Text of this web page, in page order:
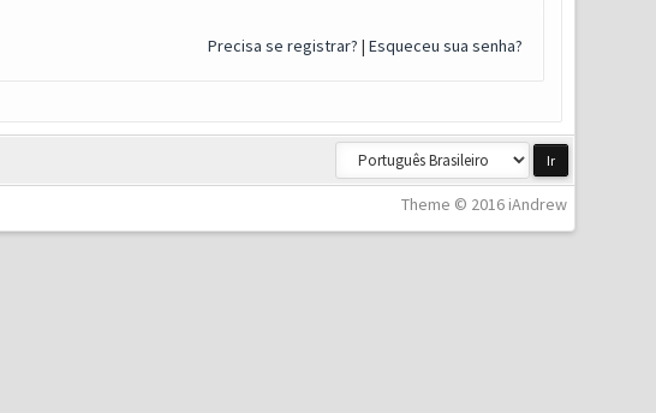
Precisa se registrar? | Esqueceu sua senha?
Theme © 2016 iAndrew